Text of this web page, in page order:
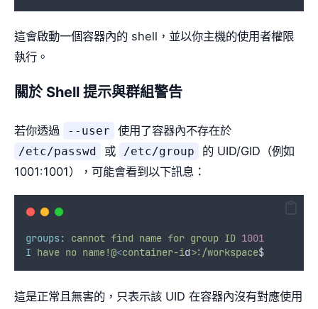
這會啟動一個容器內的 shell，並以你主機的使用者權限
執行。
關於 Shell 提示與群組警告
若你透過 --user 使用了容器內不存在於
/etc/passwd 或 /etc/group
的 UID/GID（例如
1001:1001），可能會看到以下訊息：
groups: cannot find name for group ID 1001
I have no name!@<container-id>:/workspace$
這是正常且無害的，只表示該 UID 在容器內沒有對應使用